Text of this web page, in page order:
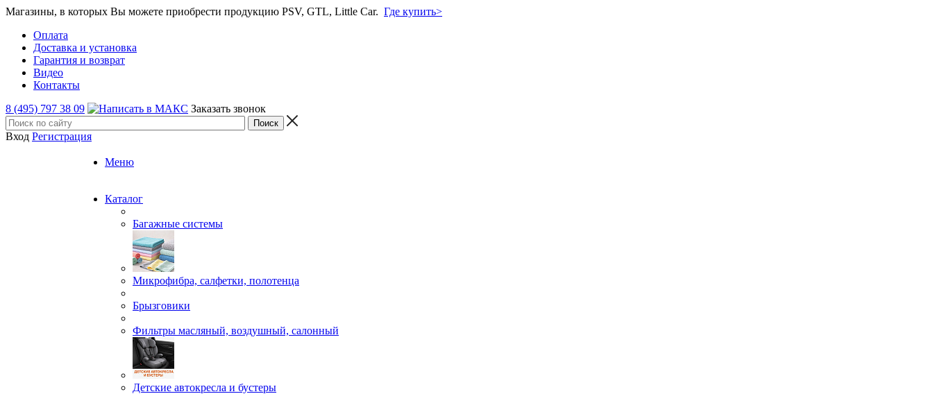
Магазины, в которых Вы можете приобрести продукцию PSV, GTL, Little Car. Где купить>
Оплата
Доставка и установка
Гарантия и возврат
Видео
Контакты
8 (495) 797 38 09
Заказать звонок
Вход Регистрация
Меню
Каталог
Багажные системы
Микрофибра, салфетки, полотенца
Брызговики
Фильтры масляный, воздушный, салонный
Детские автокресла и бустеры